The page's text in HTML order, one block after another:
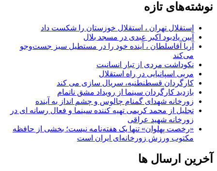
نوشته‌های تازه
استقلال تهران ، استقلال خوزستان را شکست داد
آیین یادبود اکبر عبدی در مسجد بلال
آریا آقاسلطان ، آینده خود را در مستطیل سبز جست‌وجو
می‌کند
نکوداشت مردی از تبار انسانیت
مربی اسپانیایی در راه استقلال
کارگردان قسطنطنیه، سریال سازی می کند
بازدید کارگردان سینما از رویداد مشق ناتمام
زورخانه شهدای گمنام چالوس و چشم انداز به آینده
تجلیل از محمد کریمی تهیه کننده سینما و فعال رسانه ای در
زورخانه شهید عراقی
«رخصت پهلوان» تنها یک هفته‌نامه نیست؛ بخشی از حافظه
مکتوب ورزش زورخانه‌ای ایران است
آخرین ارسال ها